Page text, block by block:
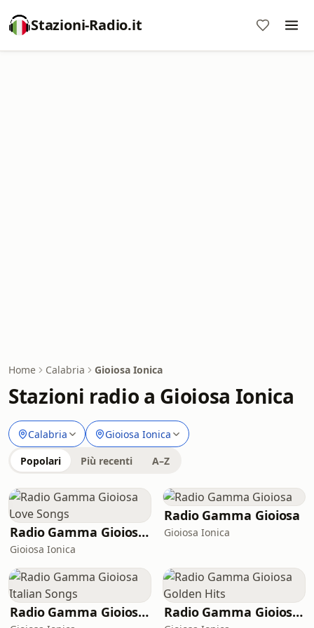
Stazioni-Radio.it
Home Calabria Gioiosa Ionica
Stazioni radio a Gioiosa Ionica
Calabria Gioiosa Ionica
Popolari Più recenti A–Z
Radio Gamma Gioiosa Love Songs
Gioiosa Ionica
Radio Gamma Gioiosa
Gioiosa Ionica
Radio Gamma Gioiosa Italian Songs Radio Gamma Gioiosa Golden Hits